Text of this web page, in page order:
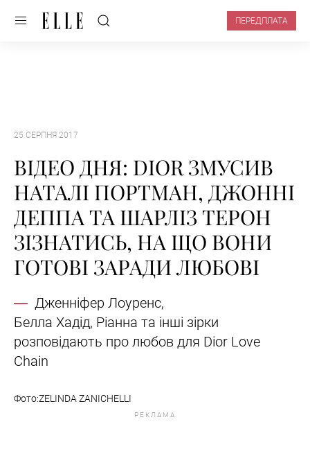
ПЕРЕДПЛАТА
25 СЕРПНЯ 2017
ВІДЕО ДНЯ: DIOR ЗМУСИВ
НАТАЛІ ПОРТМАН, ДЖОННІ
ДЕППА ТА ШАРЛІЗ ТЕРОН
ЗІЗНАТИСЬ, НА ЩО ВОНИ
ГОТОВІ ЗАРАДИ ЛЮБОВІ
Дженніфер Лоуренс,
Белла Хадід, Ріанна та інші зірки
розповідають про любов для Dior Love
Chain
Фото:ZELINDA ZANICHELLI
РЕКЛАМА